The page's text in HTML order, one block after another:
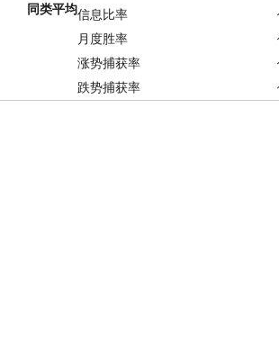
同类平均信息比率
月度胜率
涨势捕获率
跌势捕获率